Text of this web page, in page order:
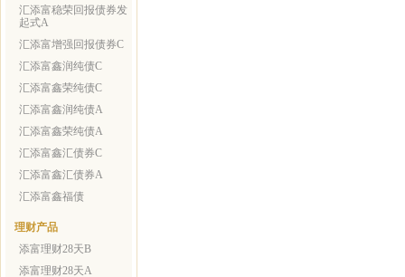
汇添富稳荣回报债券发
起式A
汇添富增强回报债券C
汇添富鑫润纯债C
汇添富鑫荣纯债C
汇添富鑫润纯债A
汇添富鑫荣纯债A
汇添富鑫汇债券C
汇添富鑫汇债券A
汇添富鑫福债
理财产品
添富理财28天B
添富理财28天A